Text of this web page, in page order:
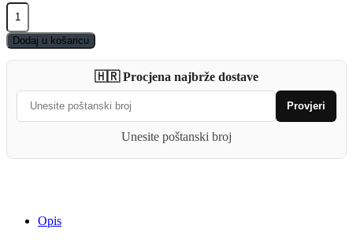
LINEAEFFE
HD
Boat
150cm
150gr
Dodaj u košaricu
🇭🇷 Procjena najbrže dostave
Provjeri
Unesite poštanski broj
Opis